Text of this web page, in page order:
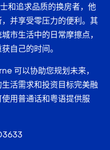
和追求品质的换房者，他
并享受零压力的便利。其
市生活中的日常摩擦点，
自己的时间。
可以协助您规划未来，
活需求和投资目标完美融
用普通话和粤语提供服